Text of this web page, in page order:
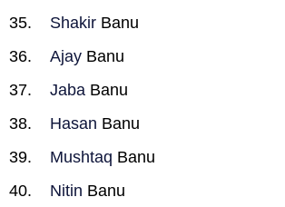
Shakir Banu
Ajay Banu
Jaba Banu
Hasan Banu
Mushtaq Banu
Nitin Banu